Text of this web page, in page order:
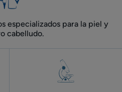
especializados para la piel y
cabelludo.